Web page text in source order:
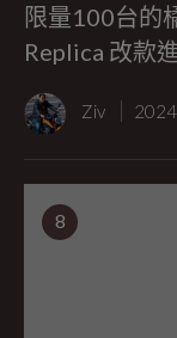
限量100台的
Replica 改款
Ziv
8